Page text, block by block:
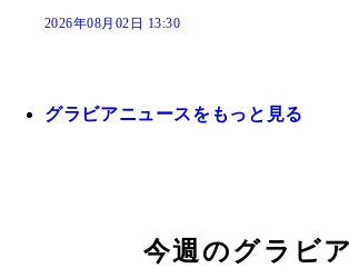
2026年08月02日 13:30
グラビアニュースをもっと見る
今週のグラビア